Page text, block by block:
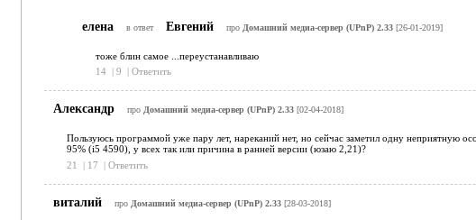
елена в ответ Евгений про Домашний медиа-сервер (UPnP) 2.33[26-01-2019]
тоже блин самое ...переустанавливаю
14 | 9 | Ответить
Александр про Домашний медиа-сервер (UPnP) 2.33[02-04-2018]
Пользуюсь программой уже пару лет, нареканий нет, но сейчас заметил одну неприятную
95% (i5 4590), у всех так или причина в ранней версии (юзаю 2,21)?
21
| 17 | Ответить
виталий про Домашний медиа-сервер (UPnP) 2.33[28-03-2018]